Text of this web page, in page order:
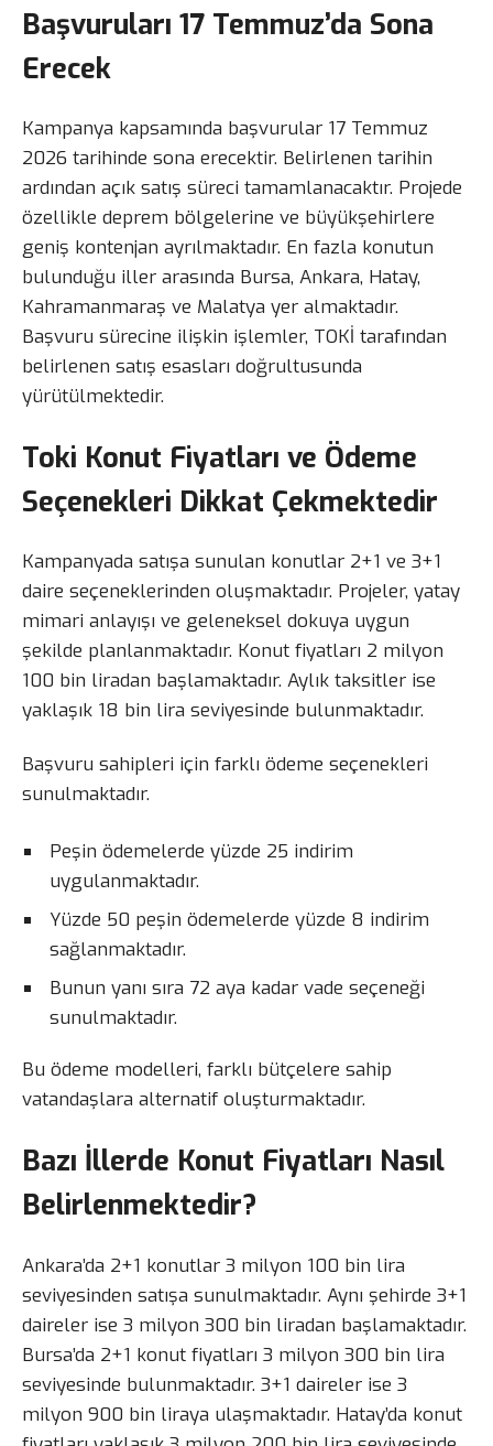
Başvuruları 17 Temmuz’da Sona
Erecek
Kampanya kapsamında başvurular 17 Temmuz
2026 tarihinde sona erecektir. Belirlenen tarihin
ardından açık satış süreci tamamlanacaktır. Projede
özellikle deprem bölgelerine ve büyükşehirlere
geniş kontenjan ayrılmaktadır. En fazla konutun
bulunduğu iller arasında Bursa, Ankara, Hatay,
Kahramanmaraş ve Malatya yer almaktadır.
Başvuru sürecine ilişkin işlemler, TOKİ tarafından
belirlenen satış esasları doğrultusunda
yürütülmektedir.
Toki Konut Fiyatları ve Ödeme
Seçenekleri Dikkat Çekmektedir
Kampanyada satışa sunulan konutlar 2+1 ve 3+1
daire seçeneklerinden oluşmaktadır. Projeler, yatay
mimari anlayışı ve geleneksel dokuya uygun
şekilde planlanmaktadır. Konut fiyatları 2 milyon
100 bin liradan başlamaktadır. Aylık taksitler ise
yaklaşık 18 bin lira seviyesinde bulunmaktadır.
Başvuru sahipleri için farklı ödeme seçenekleri
sunulmaktadır.
Peşin ödemelerde yüzde 25 indirim
uygulanmaktadır.
Yüzde 50 peşin ödemelerde yüzde 8 indirim
sağlanmaktadır.
Bunun yanı sıra 72 aya kadar vade seçeneği
sunulmaktadır.
Bu ödeme modelleri, farklı bütçelere sahip
vatandaşlara alternatif oluşturmaktadır.
Bazı İllerde Konut Fiyatları Nasıl
Belirlenmektedir?
Ankara’da 2+1 konutlar 3 milyon 100 bin lira
seviyesinden satışa sunulmaktadır. Aynı şehirde 3+1
daireler ise 3 milyon 300 bin liradan başlamaktadır.
Bursa’da 2+1 konut fiyatları 3 milyon 300 bin lira
seviyesinde bulunmaktadır. 3+1 daireler ise 3
milyon 900 bin liraya ulaşmaktadır. Hatay’da konut